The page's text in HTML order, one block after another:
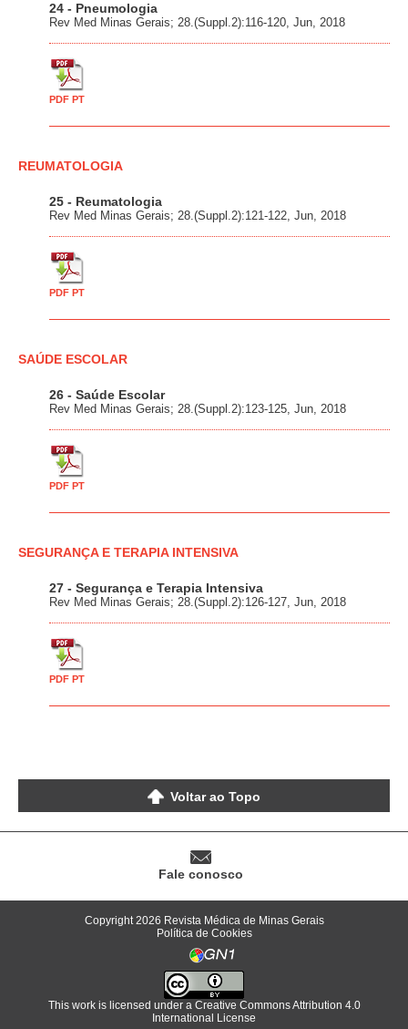
24 - Pneumologia
Rev Med Minas Gerais; 28.(Suppl.2):116-120, Jun, 2018
PDF PT
REUMATOLOGIA
25 - Reumatologia
Rev Med Minas Gerais; 28.(Suppl.2):121-122, Jun, 2018
PDF PT
SAÚDE ESCOLAR
26 - Saúde Escolar
Rev Med Minas Gerais; 28.(Suppl.2):123-125, Jun, 2018
PDF PT
SEGURANÇA E TERAPIA INTENSIVA
27 - Segurança e Terapia Intensiva
Rev Med Minas Gerais; 28.(Suppl.2):126-127, Jun, 2018
PDF PT
Voltar ao Topo
Fale conosco
Copyright 2026 Revista Médica de Minas Gerais
Política de Cookies
This work is licensed under a Creative Commons Attribution 4.0
International License